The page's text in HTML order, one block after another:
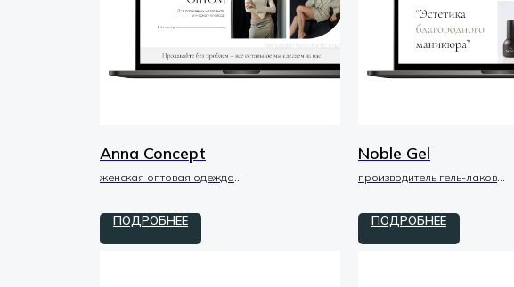
Anna Concept
женская оптовая одежда
ПОДРОБНЕЕ
Noble Gel
производитель гель-лаков
ПОДРОБНЕЕ